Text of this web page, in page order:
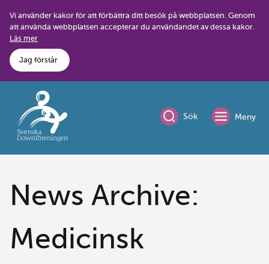
content
Vi använder kakor för att förbättra ditt besök på webbplatsen. Genom
att använda webbplatsen accepterar du användandet av dessa kakor.
Läs mer
Jag förstår
Sök Meny
News Archive:
Medicinsk